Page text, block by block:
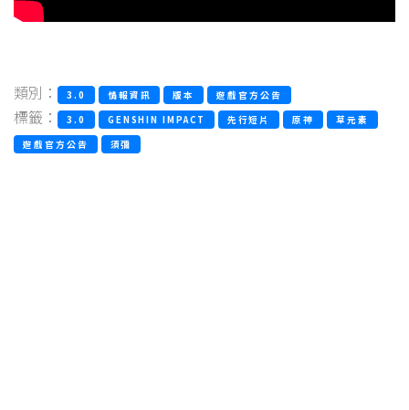
類別： 3.0 情報資訊 版本 遊戲官方公告
標籤： 3.0 GENSHIN IMPACT 先行短片 原神
草元素
遊戲官方公告
須彌